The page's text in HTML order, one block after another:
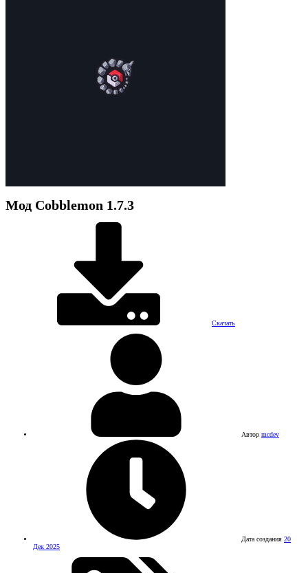
Мод Cobblemon 1.7.3
Скачать
Автор mcdev
Дата создания 20
Дек 2025